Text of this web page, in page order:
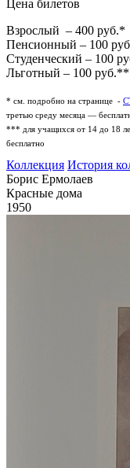
Цена билетов
Взрослый – 400 руб.*
Пенсионный – 100
Студенческий – 100
Льготный – 100
* см. подробно на странице -
третью среду месяца —
*** для учащихся от 14 до 18
бесплатно
Коллекция История
Борис Ермолаев
Красные дома
1950